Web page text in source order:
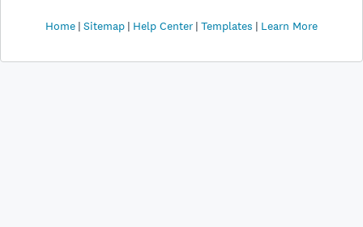
Home Sitemap Help Center Templates Learn More